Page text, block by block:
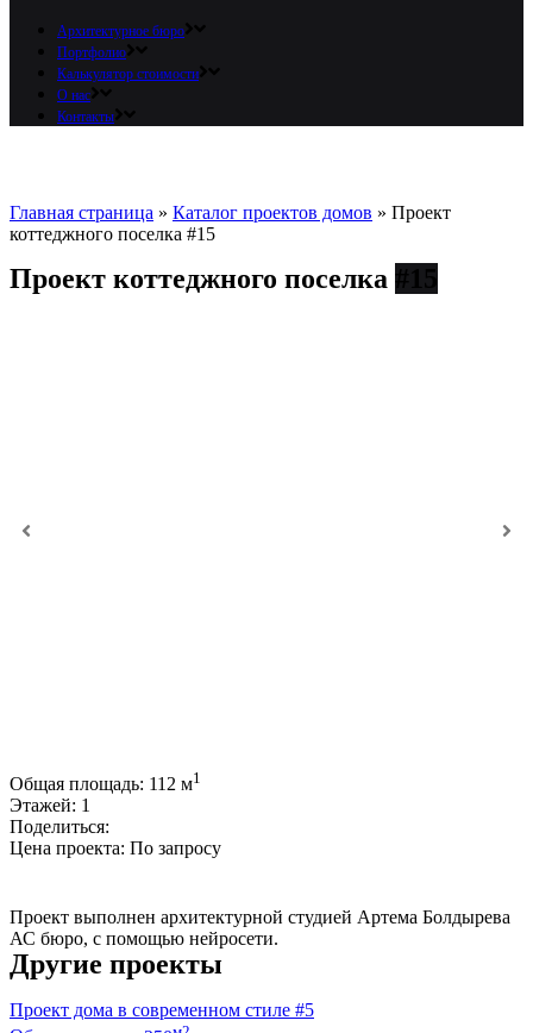
Архитектурное бюро
Портфолио
Калькулятор стоимости
О нас
Контакты
Главная страница » Каталог проектов домов » Проект
коттеджного поселка #15
Проект коттеджного поселка #15
Общая площадь: 112 м1
Этажей: 1
Поделиться:
Цена проекта: По запросу
Проект выполнен архитектурной студией Артема Болдырева
АС бюро, с помощью нейросети.
Другие проекты
Проект дома в современном стиле #5